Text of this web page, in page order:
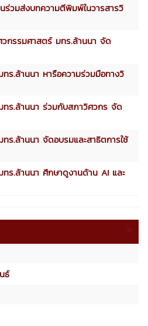
วมส่งบทความตีพิมพ์ในวารสารวิ
กรรมศาสตร์ มทร.ล้านนา จัด
ร.ล้านนา หารือความร่วมมือทางวิ
ร.ล้านนา ร่วมกับสภาวิศวกร จัด
ร.ล้านนา จัดอบรมและสาธิตการใช้
ร.ล้านนา ศึกษาดูงานด้าน AI และ
ธ์